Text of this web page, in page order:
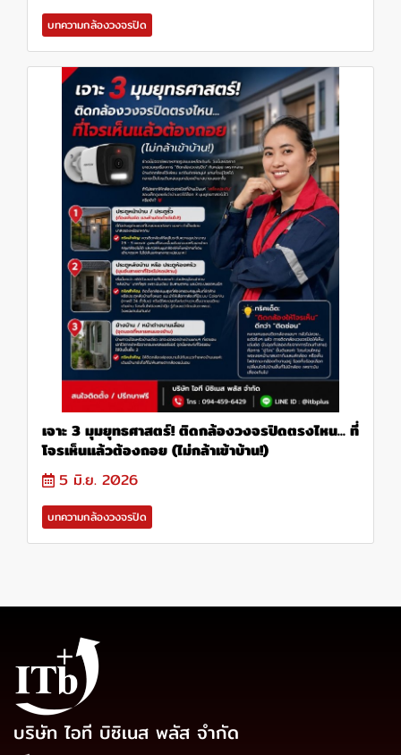
บทความกล้องวงจรปิด
เจาะ 3 มุมยุทธศาสตร์! ติดกล้องวงจรปิดตรงไหน... ที่
โจรเห็นแล้วต้องถอย (ไม่กล้าเข้าบ้าน!)
5 มิ.ย. 2026
บทความกล้องวงจรปิด
บริษัท ไอที บิซิเนส พลัส จำกัด